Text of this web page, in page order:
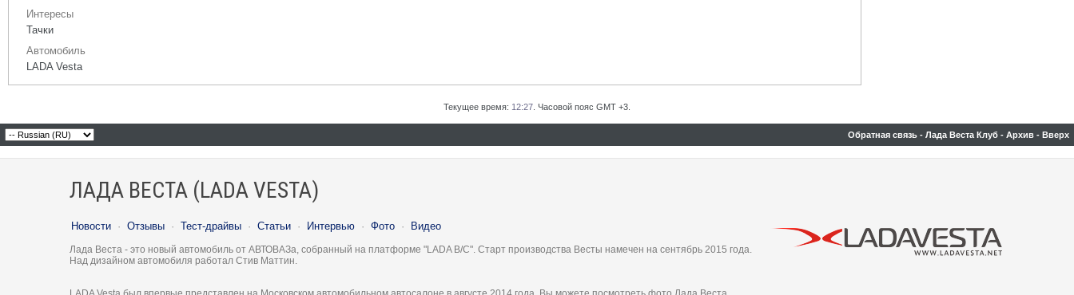
Интересы
Тачки
Автомобиль
LADA Vesta
Текущее время: 12:27 . Часовой пояс GMT +3.
Обратная связь - Лада Веста Клуб - Архив - Вверх
ЛАДА ВЕСТА (LADA VESTA)
Новости · Отзывы · Тест-драйвы · Статьи · Интервью · Фото · Видео
Лада Веста - это новый автомобиль от АВТОВАЗа, собранный на платформе "LADA B/C". Старт производства Весты намечен на сентябрь 2015 года.
Над дизайном автомобиля работал Стив Маттин.